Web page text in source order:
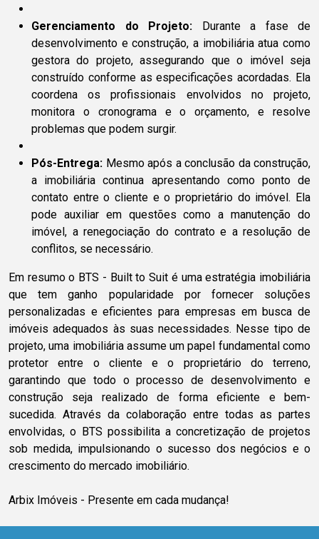
Gerenciamento do Projeto: Durante a fase de
desenvolvimento e construção, a imobiliária atua como
gestora do projeto, assegurando que o imóvel seja
construído conforme as especificações acordadas. Ela
coordena os profissionais envolvidos no projeto,
monitora o cronograma e o orçamento, e resolve
problemas que podem surgir.
Pós-Entrega: Mesmo após a conclusão da construção,
a imobiliária continua apresentando como ponto de
contato entre o cliente e o proprietário do imóvel. Ela
pode auxiliar em questões como a manutenção do
imóvel, a renegociação do contrato e a resolução de
conflitos, se necessário.
Em resumo o BTS - Built to Suit é uma estratégia imobiliária
que tem ganho popularidade por fornecer soluções
personalizadas e eficientes para empresas em busca de
imóveis adequados às suas necessidades. Nesse tipo de
projeto, uma imobiliária assume um papel fundamental como
protetor entre o cliente e o proprietário do terreno,
garantindo que todo o processo de desenvolvimento e
construção seja realizado de forma eficiente e bem-
sucedida. Através da colaboração entre todas as partes
envolvidas, o BTS possibilita a concretização de projetos
sob medida, impulsionando o sucesso dos negócios e o
crescimento do mercado imobiliário.
Arbix Imóveis - Presente em cada mudança!